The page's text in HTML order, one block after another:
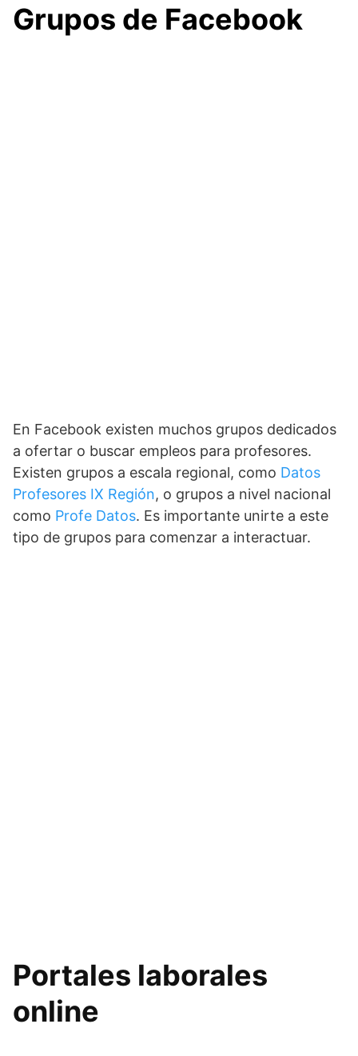
Grupos de Facebook
En Facebook existen muchos grupos dedicados
a ofertar o buscar empleos para profesores.
Existen grupos a escala regional, como Datos
Profesores IX Región, o grupos a nivel nacional
como Profe Datos. Es importante unirte a este
tipo de grupos para comenzar a interactuar.
Portales laborales
online